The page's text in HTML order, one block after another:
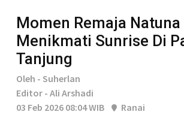
Momen Remaja Natuna
Menikmati Sunrise Di
Tanjung
Oleh - Suherlan
Editor - Ali Arshadi
03 Feb 2026 08:04 WIB
Ranai